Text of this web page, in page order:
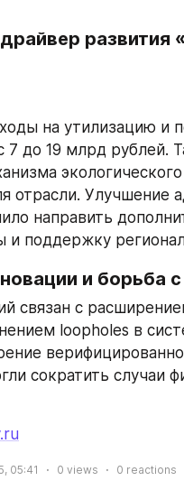
на утилизацию и
до 19 млрд рублей.
отрасли. Улучшение
направить
и поддержку
и борьба
связан с
loopholes в
сократить случаи
05:41 0 views 0 reactions